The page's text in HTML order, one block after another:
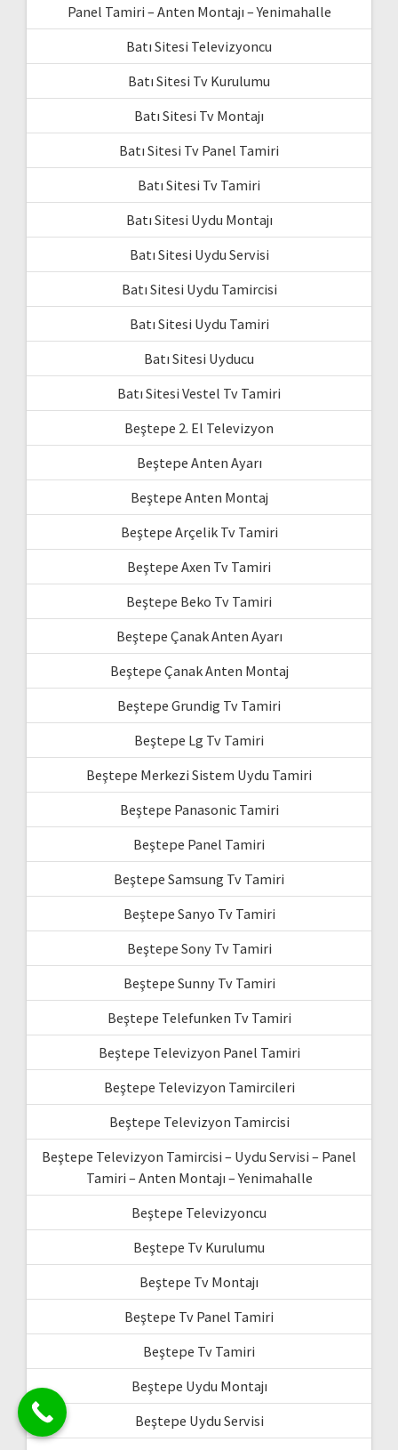
Panel Tamiri – Anten Montajı – Yenimahalle
Batı Sitesi Televizyoncu
Batı Sitesi Tv Kurulumu
Batı Sitesi Tv Montajı
Batı Sitesi Tv Panel Tamiri
Batı Sitesi Tv Tamiri
Batı Sitesi Uydu Montajı
Batı Sitesi Uydu Servisi
Batı Sitesi Uydu Tamircisi
Batı Sitesi Uydu Tamiri
Batı Sitesi Uyducu
Batı Sitesi Vestel Tv Tamiri
Beştepe 2. El Televizyon
Beştepe Anten Ayarı
Beştepe Anten Montaj
Beştepe Arçelik Tv Tamiri
Beştepe Axen Tv Tamiri
Beştepe Beko Tv Tamiri
Beştepe Çanak Anten Ayarı
Beştepe Çanak Anten Montaj
Beştepe Grundig Tv Tamiri
Beştepe Lg Tv Tamiri
Beştepe Merkezi Sistem Uydu Tamiri
Beştepe Panasonic Tamiri
Beştepe Panel Tamiri
Beştepe Samsung Tv Tamiri
Beştepe Sanyo Tv Tamiri
Beştepe Sony Tv Tamiri
Beştepe Sunny Tv Tamiri
Beştepe Telefunken Tv Tamiri
Beştepe Televizyon Panel Tamiri
Beştepe Televizyon Tamircileri
Beştepe Televizyon Tamircisi
Beştepe Televizyon Tamircisi – Uydu Servisi – Panel
Tamiri – Anten Montajı – Yenimahalle
Beştepe Televizyoncu
Beştepe Tv Kurulumu
Beştepe Tv Montajı
Beştepe Tv Panel Tamiri
Beştepe Tv Tamiri
Beştepe Uydu Montajı
Beştepe Uydu Servisi